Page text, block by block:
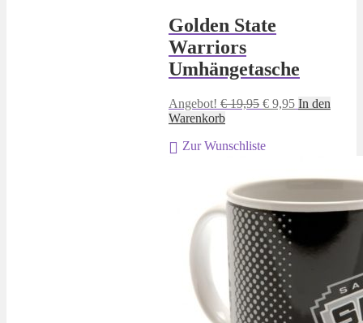
Golden State
Warriors
Umhängetasche
Angebot! €19,95 Ursprünglicher
€ 19,95
€ 9,95Aktueller
In den
Warenkorb
Zur Wunschliste